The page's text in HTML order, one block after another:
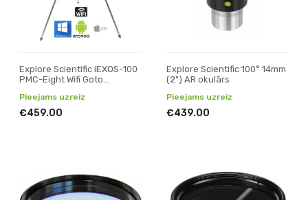
Explore Scientific iEXOS-100
PMC-Eight Wifi Goto
Pieejams uzreiz
€459.00
Explore Scientific 100° 14mm
(2") AR okulārs
Pieejams uzreiz
€439.00